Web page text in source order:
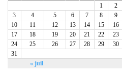
« juil
1
2
3
4 5 6 7 8
9
10
11 12 13 14 15
16
17
18 19 20 21 22
23
24
25 26 27 28 29
30
31